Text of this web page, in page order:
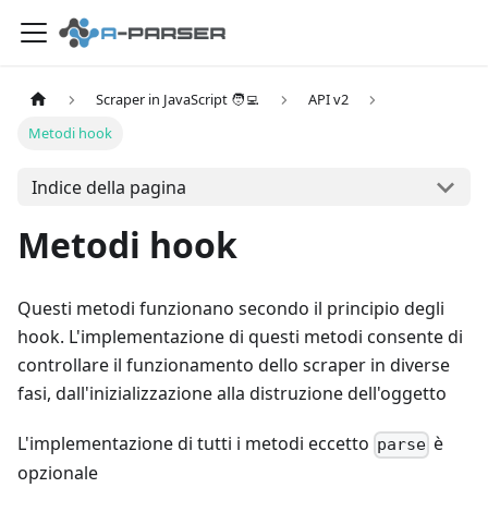
Scraper in JavaScript 🧑‍💻
API v2
Metodi hook
Indice della pagina
Metodi hook
Questi metodi funzionano secondo il principio degli
hook. L'implementazione di questi metodi consente di
controllare il funzionamento dello scraper in diverse
fasi, dall'inizializzazione alla distruzione dell'oggetto
L'implementazione di tutti i metodi eccetto parse è
opzionale